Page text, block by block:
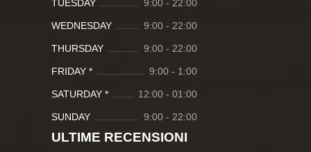
TUESDAY 9:00 - 22:00
WEDNESDAY 9:00 - 22:00
THURSDAY 9:00 - 22:00
FRIDAY * 9:00 - 1:00
SATURDAY * 12:00 - 01:00
SUNDAY 9:00 - 22:00
ULTIME RECENSIONI